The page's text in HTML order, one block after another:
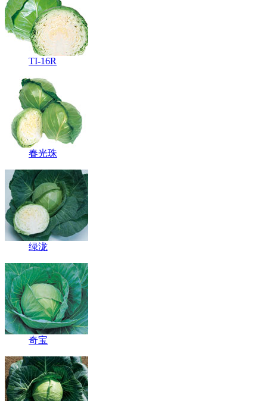
TI-16R
春光珠
绿泷
奇宝